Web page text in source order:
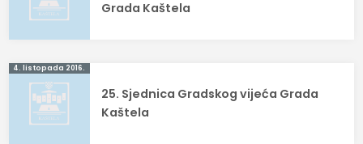
Grada Kaštela
4. listopada 2016.
25. Sjednica Gradskog vijeća Grada
Kaštela